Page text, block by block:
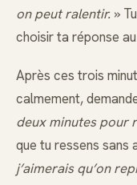
on peut ralentir. »
choisir ta réponse
Après ces trois
calmement,
deux minutes pour
que tu ressens sans
j’aimerais qu’on